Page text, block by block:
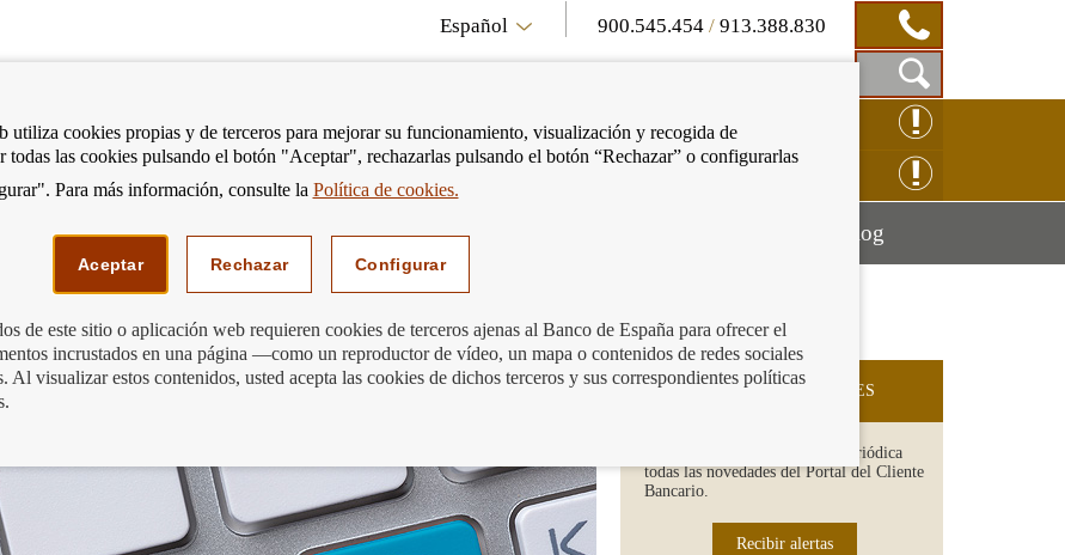
Español 900.545.454 /913.388.830
Mostrar
Caja
de
Búsqueda
RECLAMACIÓN ONLINE
Podemos ayudarte Mostrar
menú
BlogMostrar
banco en enero? SUSCRIPCIÓN A NOVEDADES
Recibe en tu email de forma periódica
todas las novedades del Portal del Cliente
Bancario.
Recibir alertas
utiliza cookies propias y de terceros para mejorar su funcionamiento, visualización y recogida de
todas las cookies pulsando el botón "Aceptar", rechazarlas pulsando el botón “Rechazar” o configurarlas
Para más información, consulte la Política de cookies.
Aceptar Rechazar Configurar
de este sitio o aplicación web requieren cookies de terceros ajenas al Banco de España para ofrecer el
incrustados en una página —como un reproductor de vídeo, un mapa o contenidos de redes sociales
visualizar estos contenidos, usted acepta las cookies de dichos terceros y sus correspondientes políticas